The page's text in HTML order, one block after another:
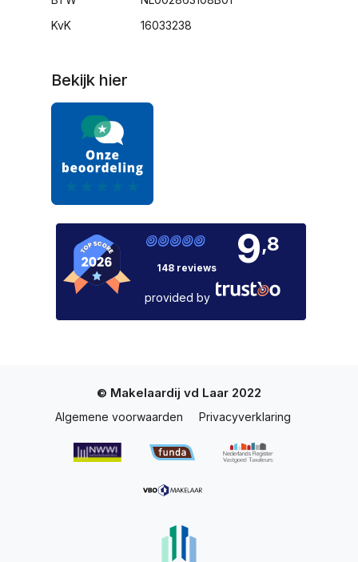
KvK
16033238
Bekijk hier
148 reviews 9,8
provided by
© Makelaardij vd Laar 2022
Algemene voorwaarden Privacyverklaring